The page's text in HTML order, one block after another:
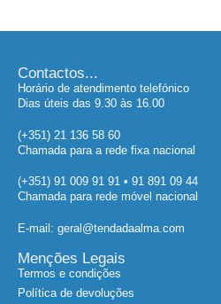
Contactos...
Horário de atendimento telefónico
Dias úteis das 9.30 às 16.00
(+351) 21 136 58 60
Chamada para a rede fixa nacional
(+351) 91 009 91 91 • 91 891 09 44
Chamada para rede móvel nacional
E-mail: geral@tendadaalma.com
Menções Legais
Termos e condições
Política de devoluções